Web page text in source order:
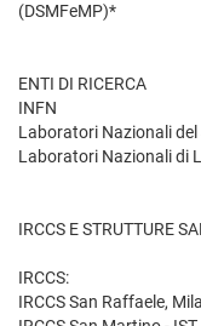
(DSMFeMP)*
ENTI DI RICERCA
INFN
Laboratori Nazionali del
Laboratori Nazionali di
IRCCS E STRUTTURE
IRCCS:
IRCCS San Raffaele,